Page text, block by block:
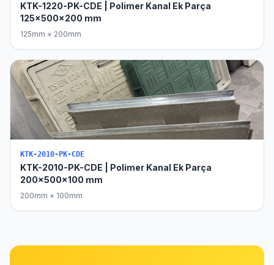
KTK-1220-PK-CDE | Polimer Kanal Ek Parça
125x500x200 mm
125mm × 200mm
KTK-2010-PK-CDE
KTK-2010-PK-CDE | Polimer Kanal Ek Parça
200x500x100 mm
200mm × 100mm